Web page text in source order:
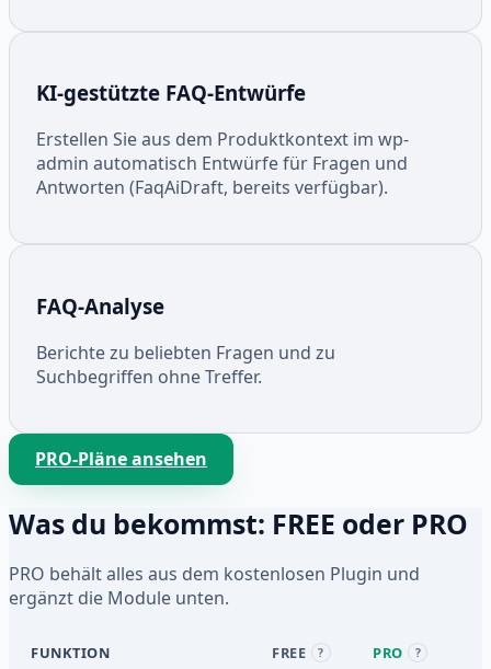
KI-gestützte FAQ-Entwürfe
Erstellen Sie aus dem Produktkontext im wp-
admin automatisch Entwürfe für Fragen und
Antworten (FaqAiDraft, bereits verfügbar).
FAQ-Analyse
Berichte zu beliebten Fragen und zu
Suchbegriffen ohne Treffer.
PRO-Pläne ansehen
Was du bekommst: FREE oder PRO
PRO behält alles aus dem kostenlosen Plugin und
ergänzt die Module unten.
FUNKTION FREE ? PRO ?